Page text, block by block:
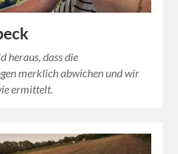
heraus, dass die
merklich abwichen und wir
ermittelt.